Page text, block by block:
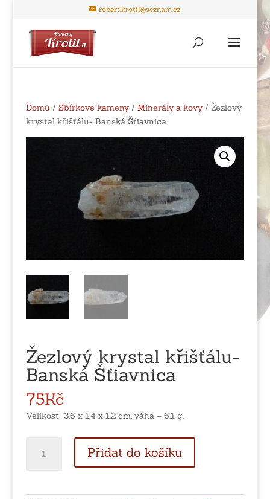
robert.krotil@seznam.cz
Domů / Sbírkové kameny/ Minerály a kovy/ Žezlový
krystal křišťálu- Banská Šťiavnica
Žezlový krystal křišťálu-
Banská Šťiavnica
75Kč
Velikost 3,6 x 1,4 x 1,2 cm, váha – 6,1 g.
krystal
Přidat do košíku